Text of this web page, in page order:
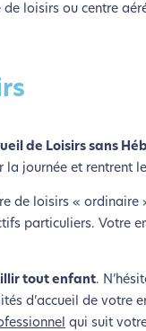
loisirs ou centre
de Loisirs sans
la journée et rentrent
de loisirs « ordinaire
particuliers. Votre
tout enfant.
d’accueil de votre
qui suit